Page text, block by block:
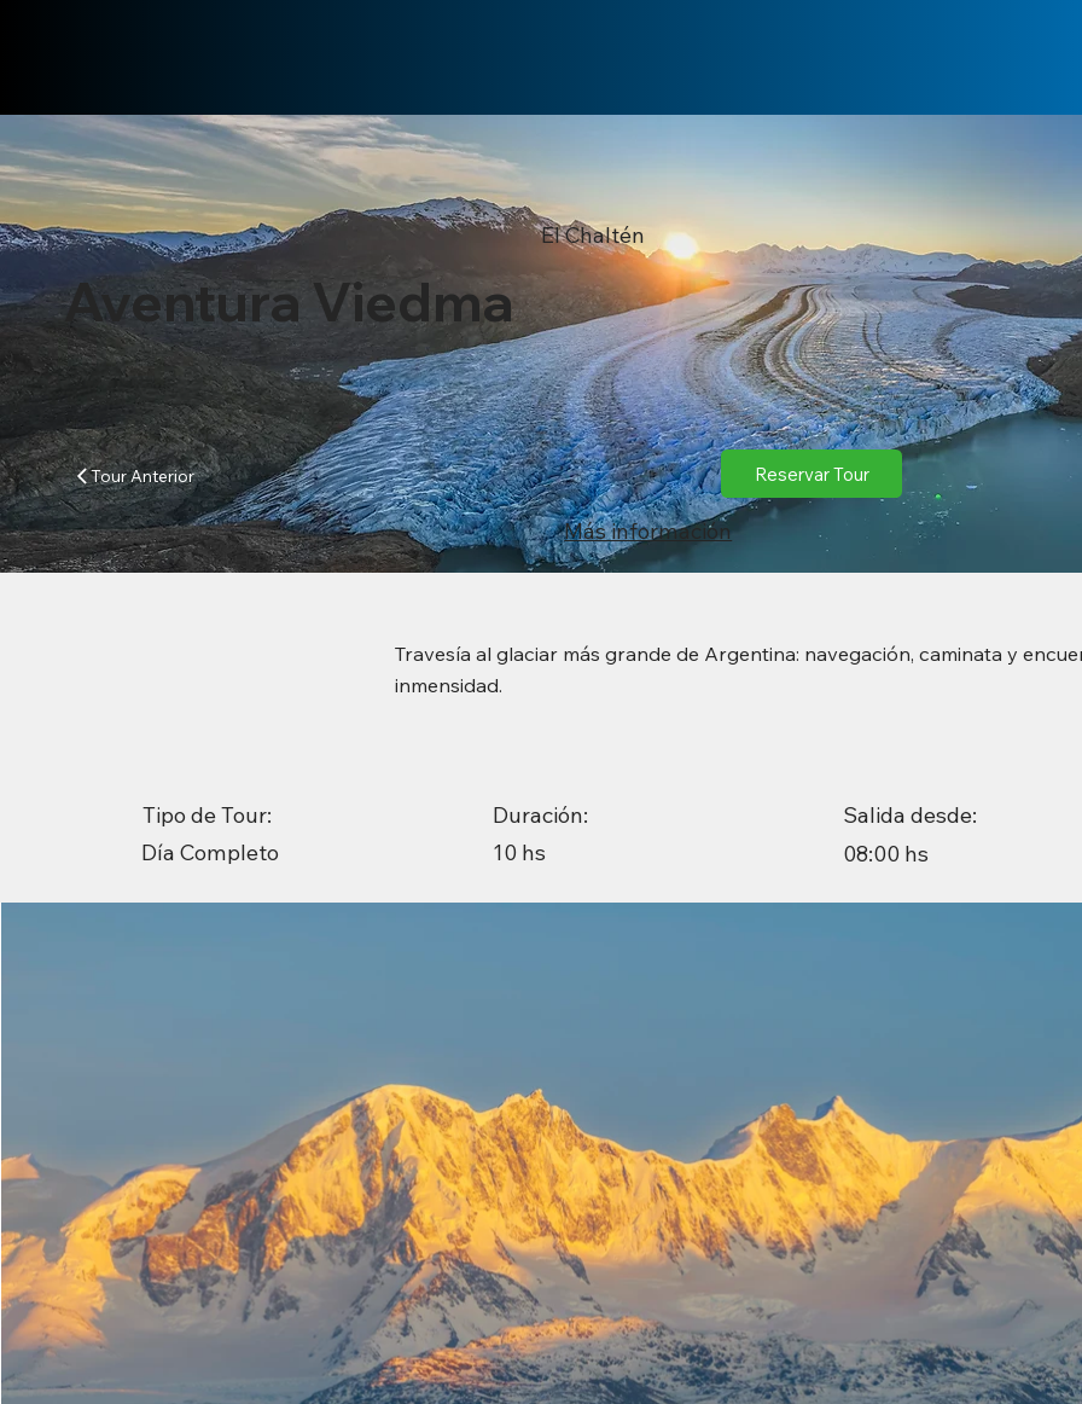
El Chaltén
Aventura Viedma
Tour Anterior Reservar Tour
​Más información
Travesía al glaciar más grande de Argentina: navegación, caminata y
inmensidad.
Tipo de Tour:
Día Completo
Duración:
10 hs
Salida desde:
08:00 hs